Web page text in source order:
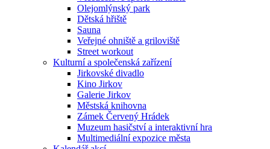
Olejomlýnský park
Dětská hřiště
Sauna
Veřejné ohniště a griloviště
Street workout
Kulturní a společenská zařízení
Jirkovské divadlo
Kino Jirkov
Galerie Jirkov
Městská knihovna
Zámek Červený Hrádek
Muzeum hasičství a interaktivní hra
Multimediální expozice města